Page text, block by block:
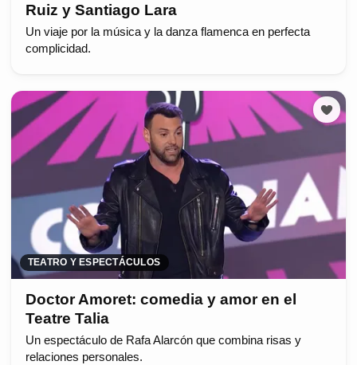
Ruiz y Santiago Lara
Un viaje por la música y la danza flamenca en perfecta
complicidad.
TEATRO Y ESPECTÁCULOS
Doctor Amoret: comedia y amor en el
Teatre Talia
Un espectáculo de Rafa Alarcón que combina risas y
relaciones personales.